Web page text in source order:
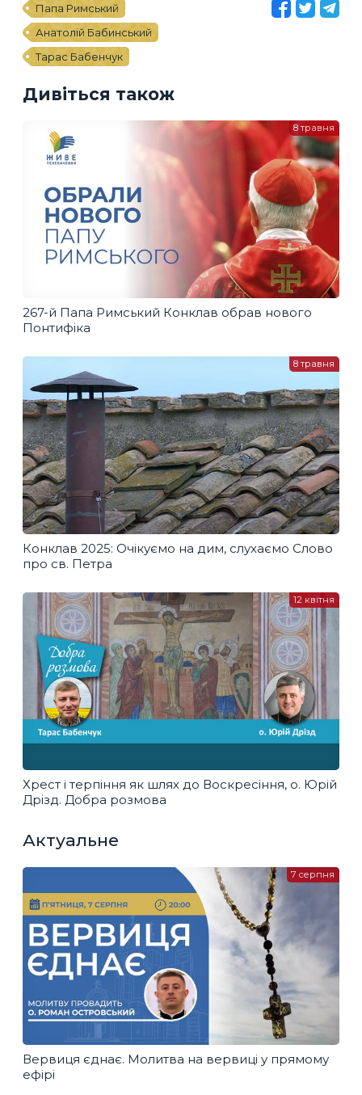
Папа Римський
Анатолій Бабинський
Тарас Бабенчук
Дивіться також
267-й Папа Римський Конклав обрав нового
Понтифіка
8 травня
Конклав 2025: Очікуємо на дим, слухаємо Слово
про св. Петра
8 травня
Хрест і терпіння як шлях до Воскресіння, о. Юрій
Дрізд. Добра розмова
12 квітня
Актуальне
Вервиця єднає. Молитва на вервиці у прямому
ефірі
7 серпня